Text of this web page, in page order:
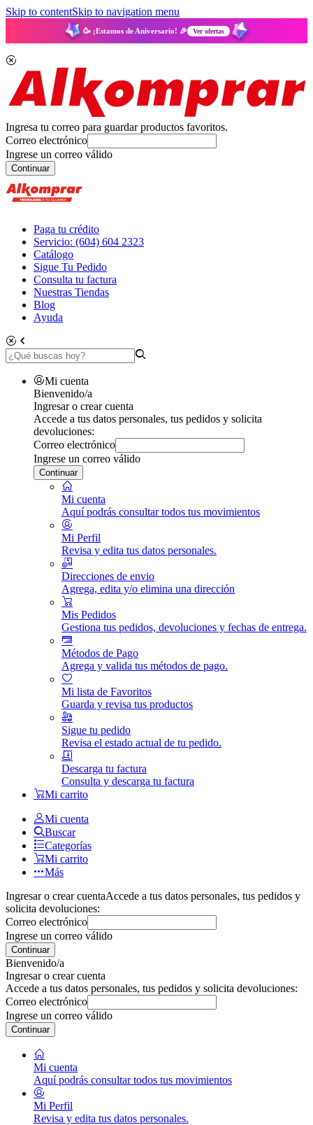
Skip to contentSkip to navigation menu
🥳 ¡Estamos de Aniversario! 🎉 Ver ofertas
Ingresa tu correo para guardar productos favoritos.
Correo electrónico
Ingrese un correo válido
Continuar
Paga tu crédito
Servicio: (604) 604 2323
Catálogo
Sigue Tu Pedido
Consulta tu factura
Nuestras Tiendas
Blog
Ayuda
Mi cuenta
Bienvenido/a
Ingresar o crear cuenta
Accede a tus datos personales, tus pedidos y solicita
devoluciones:
Correo electrónico
Ingrese un correo válido
Continuar
Mi cuenta
Aquí podrás consultar todos tus movimientos
Mi Perfil
Revisa y edita tus datos personales.
Direcciones de envio
Agrega, edita y/o elimina una dirección
Mis Pedidos
Gestiona tus pedidos, devoluciones y fechas de entrega.
Métodos de Pago
Agrega y valida tus métodos de pago.
Mi lista de Favoritos
Guarda y revisa tus productos
Sigue tu pedido
Revisa el estado actual de tu pedido.
Descarga tu factura
Consulta y descarga tu factura
Mi carrito
Mi cuenta
Buscar
Categorías
Mi carrito
Más
Ingresar o crear cuentaAccede a tus datos personales, tus pedidos y
solicita devoluciones:
Correo electrónico
Ingrese un correo válido
Continuar
Bienvenido/a
Ingresar o crear cuenta
Accede a tus datos personales, tus pedidos y solicita devoluciones:
Correo electrónico
Ingrese un correo válido
Continuar
Mi cuenta
Aquí podrás consultar todos tus movimientos
Mi Perfil
Revisa y edita tus datos personales.